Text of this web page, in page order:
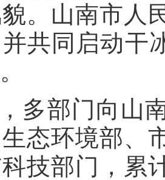
。山南市人
共同启动干
多部门向山
态环境部、
技部门，累